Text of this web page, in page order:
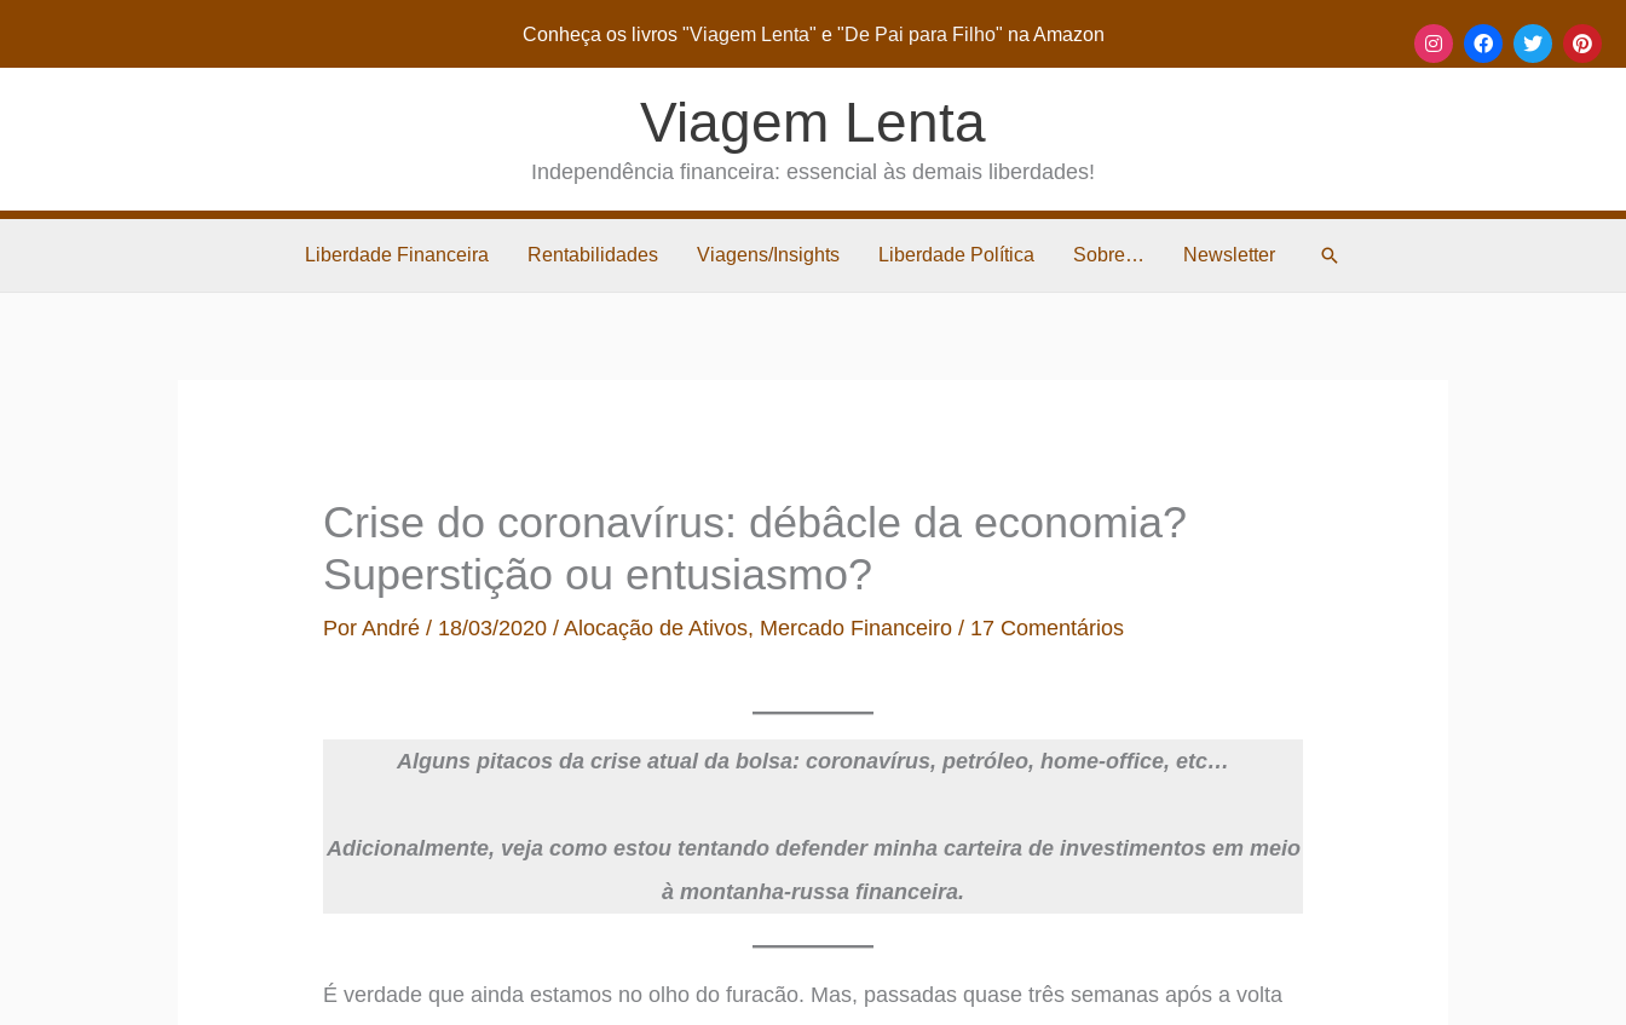
Conheça os livros "Viagem Lenta" e "De Pai para Filho" na Amazon
Viagem Lenta
Independência financeira: essencial às demais liberdades!
Liberdade Financeira Rentabilidades Viagens/Insights Liberdade Política Sobre… Newsletter Pesquisar
Crise do coronavírus: débâcle da economia?
Superstição ou entusiasmo?
PorAndré/ 18/03/2020/Alocação de Ativos, Mercado Financeiro / 17 Comentários
Alguns pitacos da crise atual da bolsa: coronavírus, petróleo, home-office, etc…
Adicionalmente, veja como estou tentando defender minha carteira de investimentos em meio
à montanha-russa financeira.
É verdade que ainda estamos no olho do furacão. Mas, passadas quase três semanas após a volta